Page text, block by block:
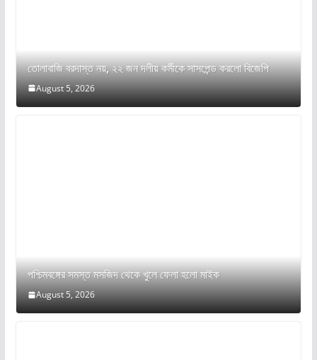
তোলাবাজি বরদাস্ত নয়, ২২ জন দলীয় কর্মীকে সাসপেন্ড করলো বিজেপি
August 5, 2026
পশ্চিমবঙ্গের সমস্ত মসজিদ থেকে খুলে ফেলা হলো মাইক
August 5, 2026